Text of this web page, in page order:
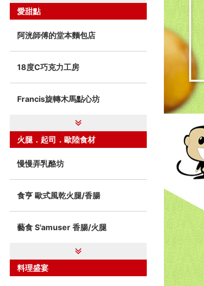
愛甜點
阿洸師傅的堂本麵包店
18度C巧克力工房
Francis旋轉木馬點心坊
火腿．起司．歐陸食材
慢慢弄乳酪坊
食亨 歐式風乾火腿/香腸
藝食 S'amuser 香腸/火腿
料理盛宴